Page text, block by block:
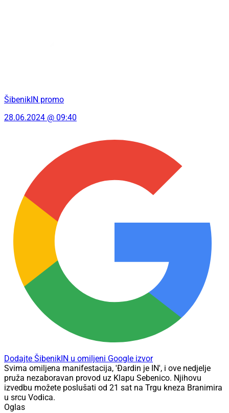
ŠibenikIN promo
28.06.2024 @ 09:40
Dodajte ŠibenikIN u omiljeni Google izvor
Svima omiljena manifestacija, 'Đardin je IN', i ove nedjelje
pruža nezaboravan provod uz Klapu Sebenico. Njihovu
izvedbu možete poslušati od 21 sat na Trgu kneza Branimira
u srcu Vodica.
Oglas